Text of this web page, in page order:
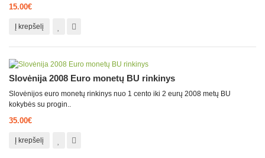
15.00€
Į krepšelį
Slovėnija 2008 Euro monetų BU rinkinys
Slovėnijos euro monetų rinkinys nuo 1 cento iki 2 eurų 2008 metų BU
kokybės su progin..
35.00€
Į krepšelį